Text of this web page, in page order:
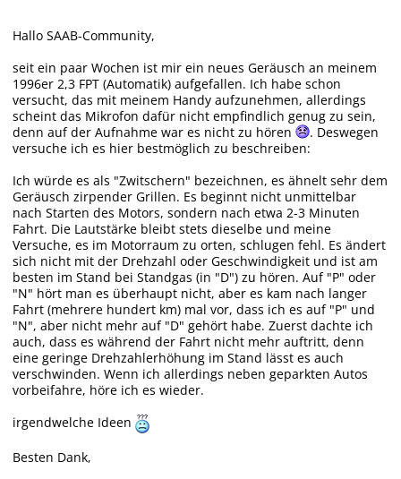
Hallo SAAB-Community,
seit ein paar Wochen ist mir ein neues Geräusch an meinem
1996er 2,3 FPT (Automatik) aufgefallen. Ich habe schon
versucht, das mit meinem Handy aufzunehmen, allerdings
scheint das Mikrofon dafür nicht empfindlich genug zu sein,
denn auf der Aufnahme war es nicht zu hören
. Deswegen
versuche ich es hier bestmöglich zu beschreiben:
Ich würde es als "Zwitschern" bezeichnen, es ähnelt sehr dem
Geräusch zirpender Grillen. Es beginnt nicht unmittelbar
nach Starten des Motors, sondern nach etwa 2-3 Minuten
Fahrt. Die Lautstärke bleibt stets dieselbe und meine
Versuche, es im Motorraum zu orten, schlugen fehl. Es ändert
sich nicht mit der Drehzahl oder Geschwindigkeit und ist am
besten im Stand bei Standgas (in "D") zu hören. Auf "P" oder
"N" hört man es überhaupt nicht, aber es kam nach langer
Fahrt (mehrere hundert km) mal vor, dass ich es auf "P" und
"N", aber nicht mehr auf "D" gehört habe. Zuerst dachte ich
auch, dass es während der Fahrt nicht mehr auftritt, denn
eine geringe Drehzahlerhöhung im Stand lässt es auch
verschwinden. Wenn ich allerdings neben geparkten Autos
vorbeifahre, höre ich es wieder.
irgendwelche Ideen
Besten Dank,